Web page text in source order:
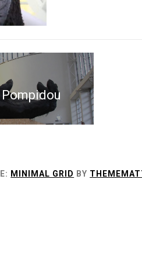
MINIMAL GRID BY